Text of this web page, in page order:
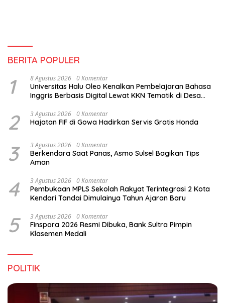
BERITA POPULER
1 8 Agustus 2026 0 Komentar
Universitas Halu Oleo Kenalkan Pembelajaran Bahasa
Inggris Berbasis Digital Lewat KKN Tematik di Desa
2 3 Agustus 2026 0 Komentar
Hajatan FIF di Gowa Hadirkan Servis Gratis Honda
3 3 Agustus 2026 0 Komentar
Berkendara Saat Panas, Asmo Sulsel Bagikan Tips
Aman
4 3 Agustus 2026 0 Komentar
Pembukaan MPLS Sekolah Rakyat Terintegrasi 2 Kota
Kendari Tandai Dimulainya Tahun Ajaran Baru
5 3 Agustus 2026 0 Komentar
Finspora 2026 Resmi Dibuka, Bank Sultra Pimpin
Klasemen Medali
POLITIK